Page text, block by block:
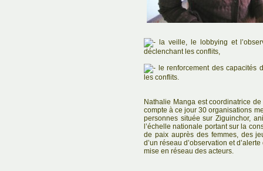
la veille, le lobbying et
déclenchant les conflits,
le renforcement des capacités
les conflits.
Nathalie Manga est coordinatrice
compte à ce jour 30 organisations
personnes située sur Ziguinchor,
l’échelle nationale portant sur la
de paix auprès des femmes, des
d’un réseau d’observation et
mise en réseau des acteurs.